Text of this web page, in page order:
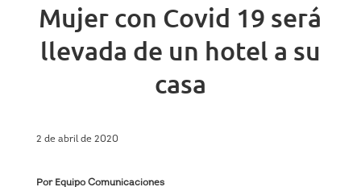
Mujer con Covid 19 será
llevada de un hotel a su
casa
2 de abril de 2020
Por Equipo Comunicaciones